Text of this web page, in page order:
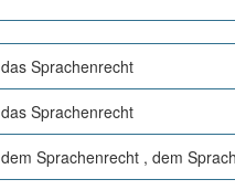
das Sprachenrecht
das Sprachenrecht
dem Sprachenrecht , dem